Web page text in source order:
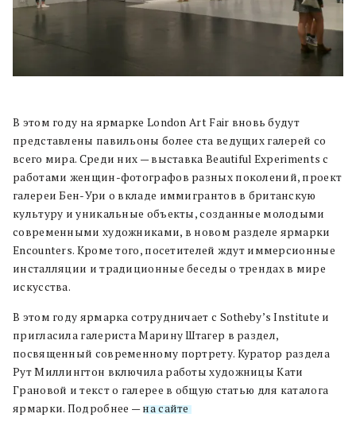
В этом году на ярмарке London Art Fair вновь будут
представлены павильоны более ста ведущих галерей со
всего мира. Среди них — выставка Beautiful Experiments с
работами женщин-фотографов разных поколений, проект
галереи Бен-Ури о вкладе иммигрантов в британскую
культуру и уникальные объекты, созданные молодыми
современными художниками, в новом разделе ярмарки
Encounters. Кроме того, посетителей ждут иммерсионные
инсталляции и традиционные беседы о трендах в мире
искусства.
В этом году ярмарка сотрудничает с Sotheby’s Institute и
пригласила галериста Марину Штагер в раздел,
посвященный современному портрету. Куратор раздела
Рут Миллингтон включила работы художницы Кати
Грановой и текст о галерее в общую статью для каталога
ярмарки. Подробнее —на сайте.